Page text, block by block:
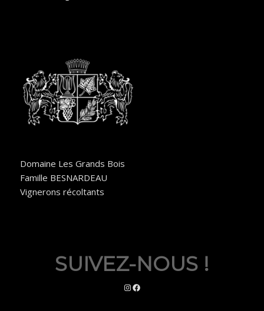
Domaine Les Grands Bois
Famille BESNARDEAU
Vignerons récoltants
SUIVEZ-NOUS !